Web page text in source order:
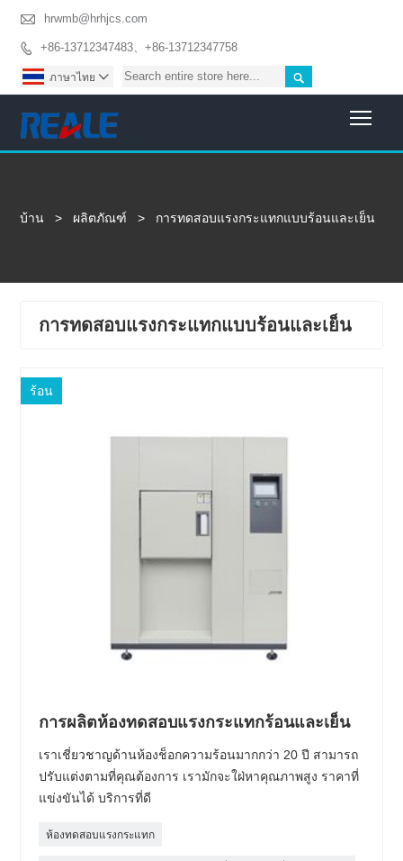
 hrwmb@hrhjcs.com
 +86-13712347483、+86-13712347758

ภาษาไทย 
บ้าน > ผลิตภัณฑ์ > การทดสอบแรงกระแทกแบบร้อนและเย็น
การทดสอบแรงกระแทกแบบร้อนและเย็น
ร้อน
การผลิตห้องทดสอบแรงกระแทกร้อนและเย็น
เราเชี่ยวชาญด้านห้องช็อกความร้อนมากกว่า 20 ปี สามารถ
ปรับแต่งตามที่คุณต้องการ เรามักจะใฝ่หาคุณภาพสูง ราคาที่
แข่งขันได้ บริการที่ดี
ห้องทดสอบแรงกระแทก